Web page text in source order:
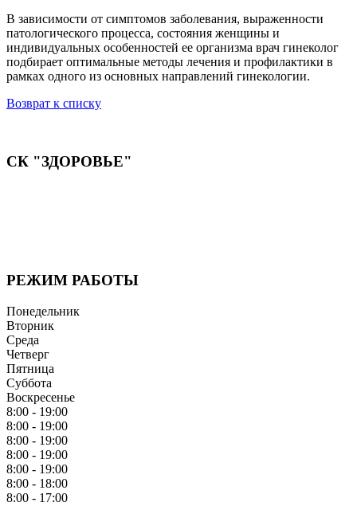
В зависимости от симптомов заболевания, выраженности
патологического процесса, состояния женщины и
индивидуальных особенностей ее организма врач гинеколог
подбирает оптимальные методы лечения и профилактики в
рамках одного из основных направлений гинекологии.
Возврат к списку
СК "ЗДОРОВЬЕ"
РЕЖИМ РАБОТЫ
Понедельник
Вторник
Среда
Четверг
Пятница
Суббота
Воскресенье
8:00 - 19:00
8:00 - 19:00
8:00 - 19:00
8:00 - 19:00
8:00 - 19:00
8:00 - 18:00
8:00 - 17:00